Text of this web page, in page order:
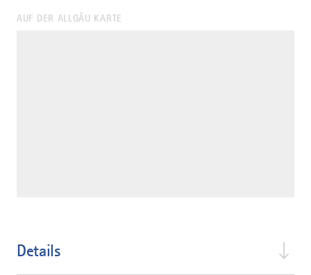
AUF DER ALLGÄU KARTE
Details